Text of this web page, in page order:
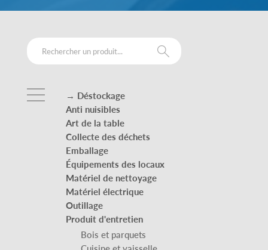
→ Déstockage
Anti nuisibles
Art de la table
Collecte des déchets
Emballage
Équipements des locaux
Matériel de nettoyage
Matériel électrique
Outillage
Produit d'entretien
Bois et parquets